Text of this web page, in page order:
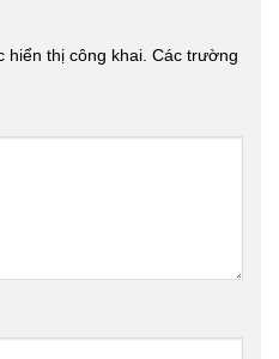
hiển thị công khai. Các trường